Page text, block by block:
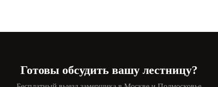
Готовы обсудить вашу лестницу?